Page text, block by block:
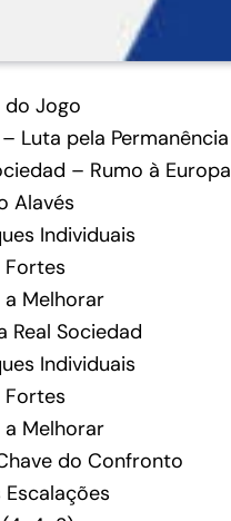
Jogo
Luta pela Permanência
– Rumo à Europa
Alavés
Individuais
Fortes
a Melhorar
Real Sociedad
Individuais
Fortes
a Melhorar
do Confronto
Escalações